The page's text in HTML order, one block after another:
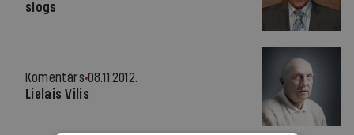
slogs
Komentārs 08.11.2012.
Lielais Vilis